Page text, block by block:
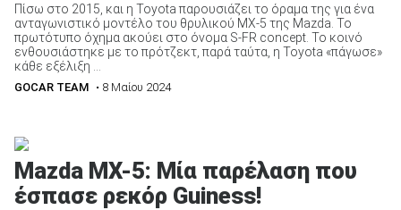
Πίσω στο 2015, και η Toyota παρουσιάζει το όραμα της για ένα
ανταγωνιστικό μοντέλο του θρυλικού MX-5 της Mazda. Το
πρωτότυπο όχημα ακούει στο όνομα S-FR concept. Το κοινό
ενθουσιάστηκε με το πρότζεκτ, παρά ταύτα, η Toyota «πάγωσε»
κάθε εξέλιξη ...
GOCAR TEAM • 8 Μαίου 2024
Mazda MX-5: Μία παρέλαση που
έσπασε ρεκόρ Guiness!